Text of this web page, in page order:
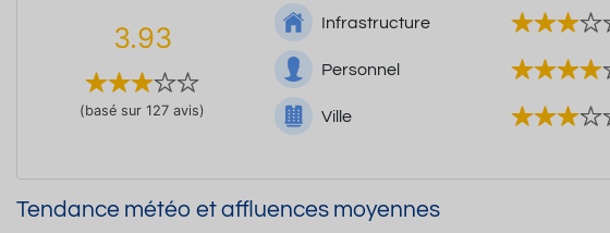
3.93
(basé sur 127 avis)
Infrastructure
Personnel
Ville
Tendance météo et affluences moyennes